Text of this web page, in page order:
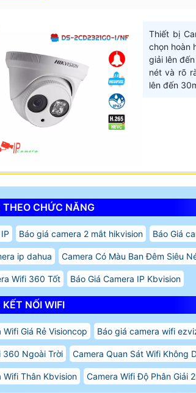
Thiết bị
chọn hoàn
giải lên
nét và rõ
lên đến
THEO CHỨC NĂNG
Báo giá camera 2 mắt hikvision Báo Giá
ip dahua Camera Có Màu Ban Đêm Siêu
Wifi 360 Tốt Báo Giá Camera IP Kbvision
NỐI WIFI
Wifi Giá Rẻ Visioncop Báo giá camera wifi
360 Ngoài Trời Camera Quan Sát Wifi Không
Wifi Thân Kbvision Camera Wifi Độ Phân Giải